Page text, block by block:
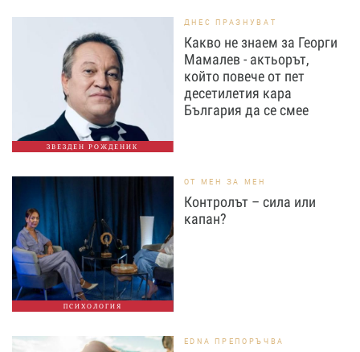
ЗВЕЗДЕН РОЖДЕНИК
ДНЕС ПРАЗНУВАТ
Какво не знаем за Георги
Мамалев - актьорът,
който повече от пет
десетилетия кара
България да се смее
ПСИХОЛОГИЯ
ОТ МЕН ЗА МЕН
Контролът – сила или
капан?
EDNA ПРЕПОРЪЧВА